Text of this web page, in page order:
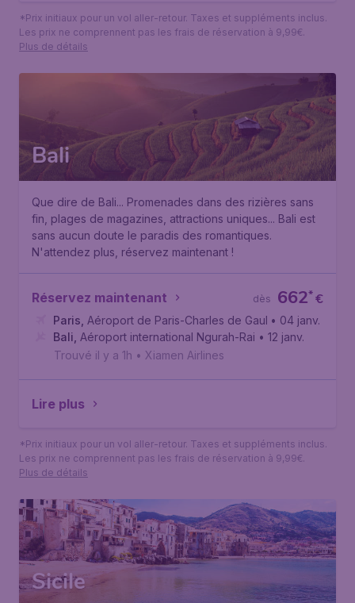
*Prix initiaux pour un vol aller-retour. Taxes et suppléments inclus.
Les prix ne comprennent pas les frais de réservation à 9,99€.
Plus de détails
Bali
Que dire de Bali... Promenades dans des rizières sans
fin, plages de magazines, attractions uniques... Bali est
sans aucun doute le paradis des romantiques.
N'attendez plus, réservez maintenant !
Réservez maintenant €
662*
dès
Paris Aéroport de Paris-Charles de Gaulle• 04 janv.
Bali Aéroport international Ngurah-Rai • 12 janv.
Trouvé il y a 1h • Xiamen Airlines
Lire plus
*Prix initiaux pour un vol aller-retour. Taxes et suppléments inclus.
Les prix ne comprennent pas les frais de réservation à 9,99€.
Plus de détails
Sicile